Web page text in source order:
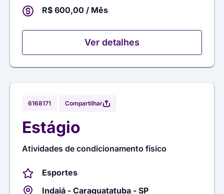
R$ 600,00 / Mês
Ver detalhes
6168171 Compartilhar
Estágio
Atividades de condicionamento físico
Esportes
Indaiá - Caraguatatuba - SP